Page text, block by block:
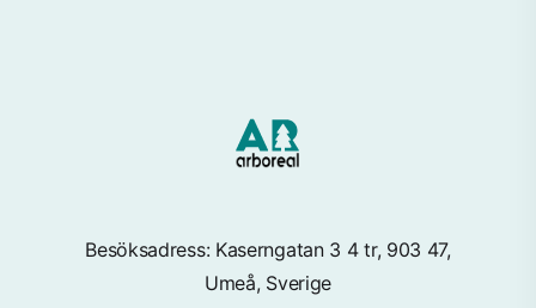
Besöksadress: Kaserngatan 3 4 tr, 903 47,
Umeå, Sverige